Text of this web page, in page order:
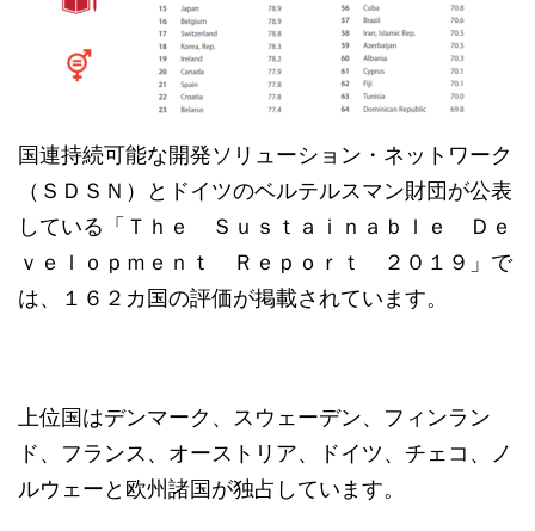
国連持続可能な開発ソリューション・ネットワーク
（ＳＤＳＮ）とドイツのベルテルスマン財団が公表
している「Ｔｈｅ Ｓｕｓｔａｉｎａｂｌｅ Ｄｅ
ｖｅｌｏｐｍｅｎｔ Ｒｅｐｏｒｔ ２０１９」で
は、１６２カ国の評価が掲載されています。
上位国はデンマーク、スウェーデン、フィンラン
ド、フランス、オーストリア、ドイツ、チェコ、ノ
ルウェーと欧州諸国が独占しています。